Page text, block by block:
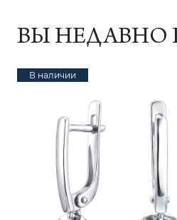
ВЫ НЕДАВНО
В наличии